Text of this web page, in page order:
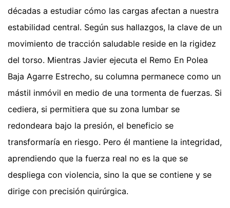
décadas a estudiar cómo las cargas afectan a nuestra
estabilidad central. Según sus hallazgos, la clave de un
movimiento de tracción saludable reside en la rigidez
del torso. Mientras Javier ejecuta el Remo En Polea
Baja Agarre Estrecho, su columna permanece como un
mástil inmóvil en medio de una tormenta de fuerzas. Si
cediera, si permitiera que su zona lumbar se
redondeara bajo la presión, el beneficio se
transformaría en riesgo. Pero él mantiene la integridad,
aprendiendo que la fuerza real no es la que se
despliega con violencia, sino la que se contiene y se
dirige con precisión quirúrgica.